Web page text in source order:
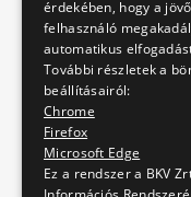
érdekében, hogy a
felhasználó
automatikus
További részletek a
beállításairól:
Chrome
Firefox
Microsoft Edge
Ez a rendszer a BKV